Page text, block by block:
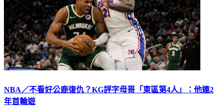
NBA／不看好公鹿復仇？KG評字母哥「東區第4人」：他連2
年首輪遊